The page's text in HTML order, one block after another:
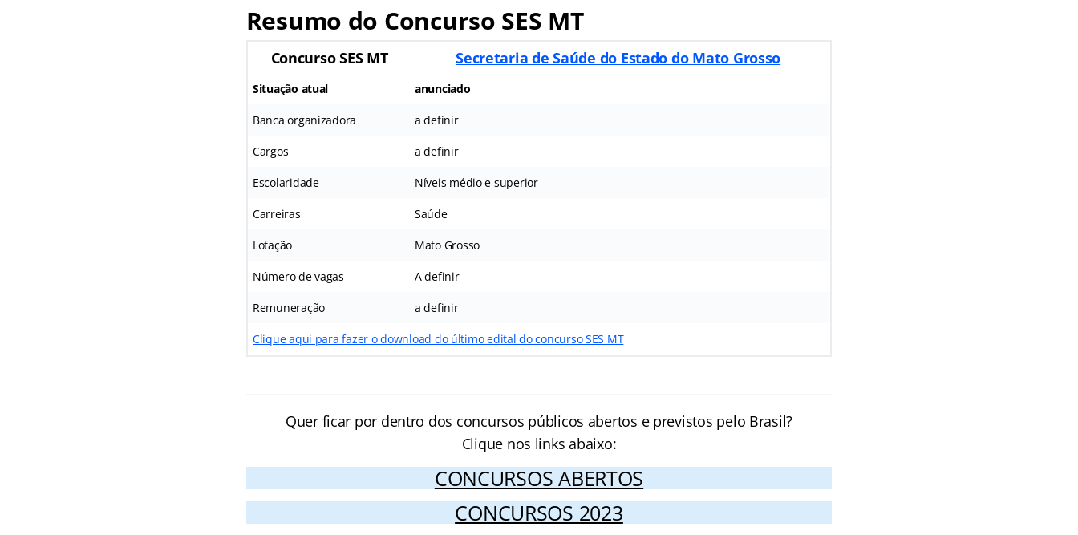
Resumo do Concurso SES MT
Concurso SES MT Secretaria de Saúde do Estado do Mato Grosso
Situação atual anunciado
Banca organizadora a definir
Cargos a definir
Escolaridade Níveis médio e superior
Carreiras Saúde
Lotação Mato Grosso
Número de vagas A definir
Remuneração a definir
Clique aqui para fazer o download do último edital do concurso SES MT
Quer ficar por dentro dos concursos públicos abertos e previstos pelo Brasil?
Clique nos links abaixo:
CONCURSOS ABERTOS
CONCURSOS 2023